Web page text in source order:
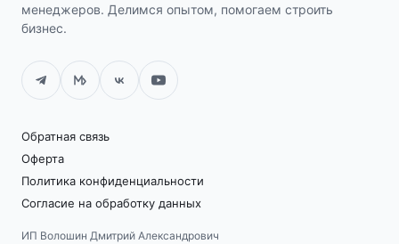
менеджеров. Делимся опытом, помогаем строить
бизнес.
Обратная связь
Оферта
Политика конфиденциальности
Согласие на обработку данных
ИП Волошин Дмитрий Александрович